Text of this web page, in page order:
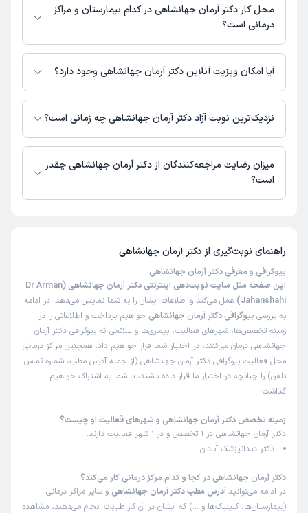
محل کار دکتر آرمان جهانشاهی در کدام بیمارستان و مراکز
درمانی است؟
اطلاعاتی درباره محل فعالیت دکتر آرمان جهانشاهی در مراکز درمانی در دسترس
نیست.
آیا امکان ویزیت آنلاین دکتر آرمان جهانشاهی وجود دارد؟
در حال حاضر اطلاعاتی درباره ارائه ویزیت آنلاین توسط دکتر آرمان جهانشاهی در
دسترس نیست. برای دریافت اطلاعات دقیق‌تر، لطفاً با مطب تماس بگیرید.
نزدیک‌ترین نوبت آزاد دکتر آرمان جهانشاهی چه زمانی است؟
زمان نوبت‌دهی و پذیرش بیماران با هماهنگی مطب مشخص می‌شود.
میزان رضایت مراجعه‌کنندگان از دکتر آرمان جهانشاهی چقدر
است؟
راهنمای نوبت‌گیری از دکتر آرمان جهانشاهی
بیوگرافی و معرفی دکتر آرمان جهانشاهی
این صفحه مثل سایت نوبت‌دهی اینترنتی دکتر آرمان جهانشاهی (Dr Arman
Jahanshahi)
عمل می‌کند و اطلاعات ایشان را به شما نمایش می‌دهد. در ادامه
به بررسی بیوگرافی دکتر آرمان جهانشاهی خواهیم پرداخت و اطلاعاتی را در
زمینه تخصص‌ها، شهرهای فعالیت، بیماری‌ها و علائمی که بیوگرافی دکتر آرمان
جهانشاهی درمان می‌کنند، در اختیار شما قرار خواهیم داد. همچنین مراکز درمانی
محل فعالیت بیوگرافی دکتر آرمان جهانشاهی (از جمله آدرس مطب، شماره تماس
تلفن) را چنانچه در اختیار ما قرار داده باشند، با شما به اشتراک خواهیم
گذاشت.
زمینه تخصص دکتر آرمان جهانشاهی و شهرهای فعالیت او چیست؟
دکتر آرمان جهانشاهی در 1 تخصص و در 1 شهر فعالیت دارند:
دکتر دندانپزشک آبادان
دکتر آرمان جهانشاهی در کجا و کدام مرکز درمانی کار می‌کند؟
در ادامه می‌توانید آدرس مطب دکتر آرمان جهانشاهی و سایر مراکز درمانی
(بیمارستان‌ها، کلینیک‌ها و …) که ایشان در آن کار طبابت انجام می‌دهند، مشاهده